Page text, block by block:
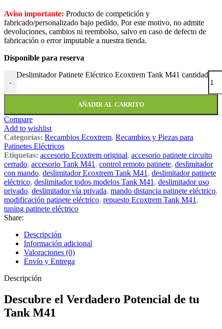
Aviso importante: Producto de competición y
fabricado/personalizado bajo pedido. Por este motivo, no admite
devoluciones, cambios ni reembolso, salvo en caso de defecto de
fabricación o error imputable a nuestra tienda.
Disponible para reserva
-
Deslimitador Patinete Eléctrico Ecoxtrem Tank M41 cantidad
AÑADIR AL CARRITO
Compare
Add to wishlist
Categorías: Recambios Ecoxtrem, Recambios y Piezas para
Patinetes Eléctricos
Etiquetas: accesorio Ecoxtrem original, accesorio patinete circuito
cerrado, accesorio Tank M41 , control remoto patinete, deslimitador
con mando, deslimitador Ecoxtrem Tank M41 , deslimitador patinete
eléctrico, deslimitador todos modelos Tank M41 , deslimitador uso
privado, deslimitador vía privada, mando distancia patinete eléctrico,
modificación patinete eléctrico, repuesto Ecoxtrem Tank M41 ,
tuning patinete eléctrico
Share:
Descripción
Información adicional
Valoraciones (0)
Envío y Entrega
Descripción
Descubre el Verdadero Potencial de tu
Tank M41